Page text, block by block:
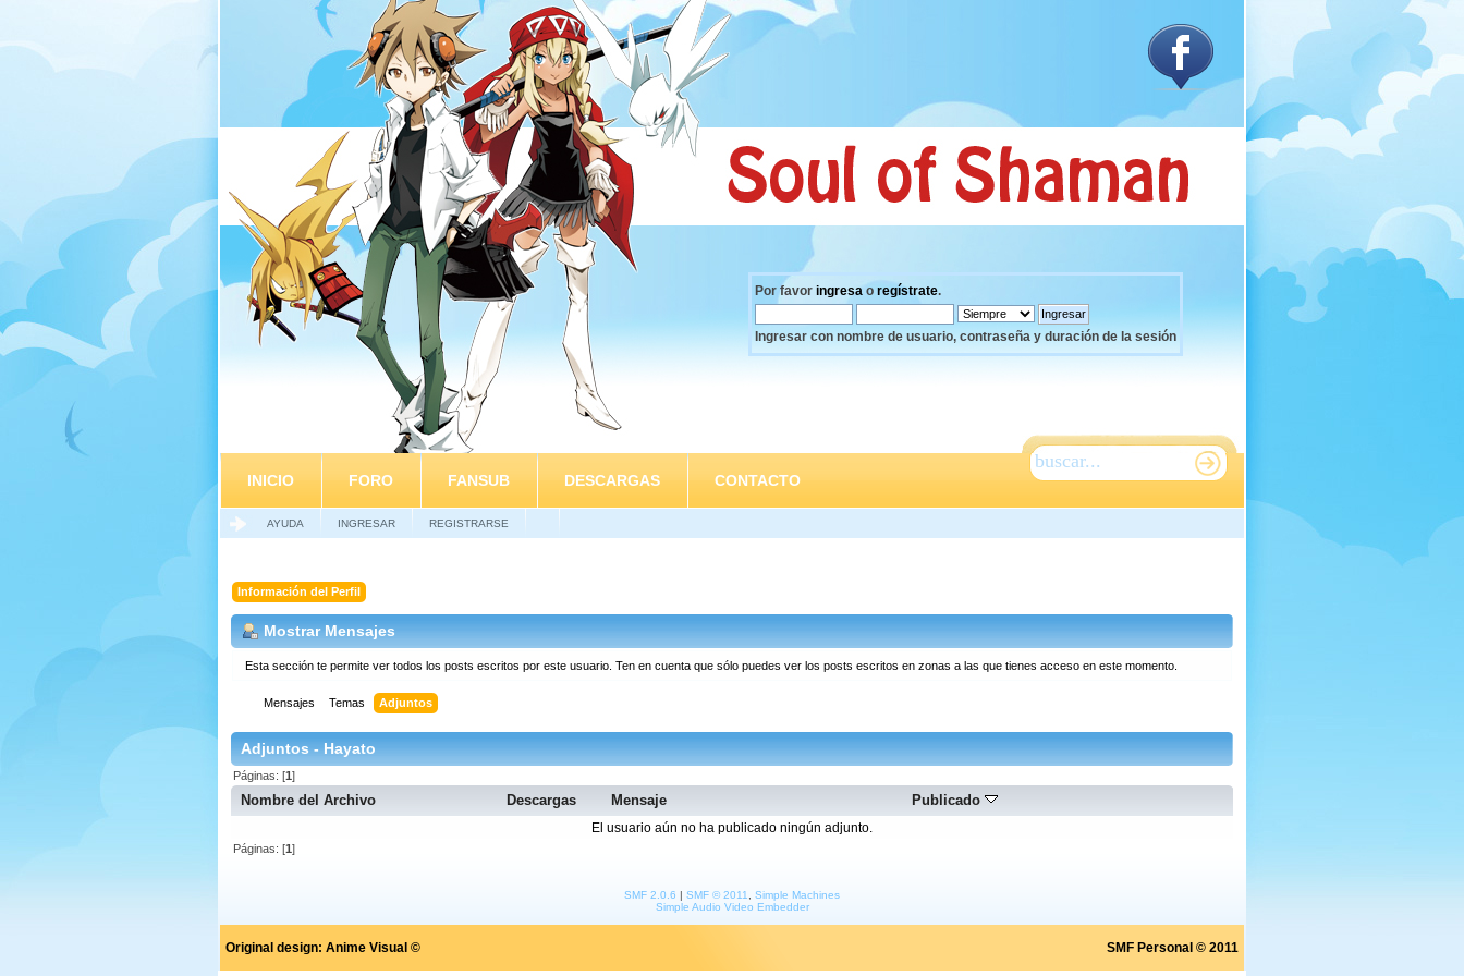
Por favor ingresa o regístrate.
Ingresar con nombre de usuario, contraseña y duración de la sesión
INICIO FORO FANSUB DESCARGAS CONTACTO
AYUDA INGRESAR REGISTRARSE
Información del Perfil
Mostrar Mensajes
Esta sección te permite ver todos los posts escritos por este usuario. Ten en cuenta que sólo puedes ver los posts escritos en zonas a las que tienes acceso en este momento.
Mensajes Temas Adjuntos
Adjuntos - Hayato
Páginas: [1]
Nombre del Archivo Descargas Mensaje
Publicado
El usuario aún no ha publicado ningún adjunto.
Páginas: [1]
SMF 2.0.6 | SMF © 2011
Simple Machines
Simple Audio Video Embedder
Original design: Anime Visual © SMF Personal © 2011